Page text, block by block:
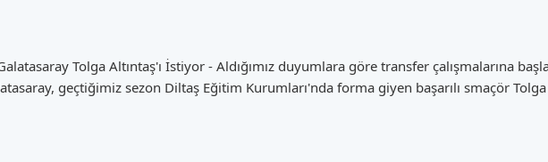
Tolga Altıntaş'ı İstiyor - Aldığımız duyumlara göre transfer çalışmalarına
geçtiğimiz sezon Diltaş Eğitim Kurumları'nda forma giyen başarılı smaçör